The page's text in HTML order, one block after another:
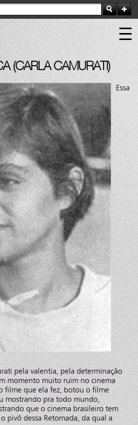
(CARLA CAMURATI)
Essa
pela valentia, pela determinação
momento muito ruim no cinema
filme que ela fez, botou o filme
mostrando pra todo mundo,
que o cinema brasileiro tem
pivô dessa Retomada, da qual a